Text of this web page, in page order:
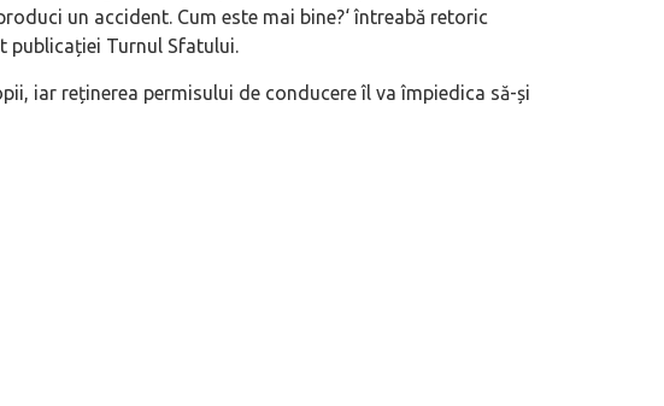
un accident. Cum este mai bine?‘ întreabă retoric
publicației Turnul Sfatului.
iar reținerea permisului de conducere îl va împiedica să-și